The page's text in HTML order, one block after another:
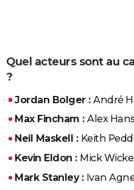
Quel acteurs sont au
?
Jordan Bolger :André
Max Fincham :Alex
Neil Maskell : Keith
Kevin Eldon : Mick
Mark Stanley : Ivan